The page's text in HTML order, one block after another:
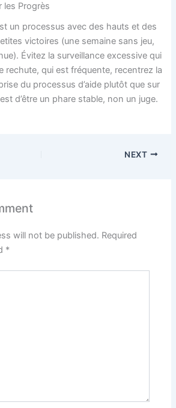
les Progrès
un processus avec des hauts et des
victoires (une semaine sans jeu,
Évitez la surveillance excessive qui
rechute, qui est fréquente, recentrez la
du processus d’aide plutôt que sur
d’être un phare stable, non un juge.
NEXT
will not be published. Required
*